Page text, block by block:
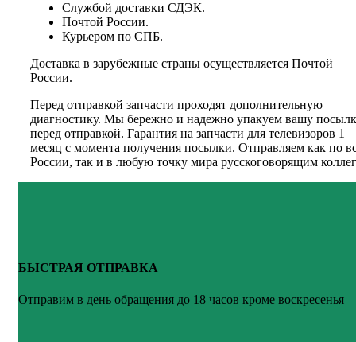
Службой доставки СДЭК.
Почтой России.
Курьером по СПБ.
Доставка в зарубежные страны осуществляется Почтой
России.
Перед отправкой запчасти проходят дополнительную
диагностику. Мы бережно и надежно упакуем вашу
перед отправкой. Гарантия на запчасти для телевизоров 1
месяц с момента получения посылки. Отправляем как по
России, так и в любую точку мира русскоговорящим
БЫСТРАЯ ОТПРАВКА
Отправим в день обращения до 18 часов кроме воскресенья